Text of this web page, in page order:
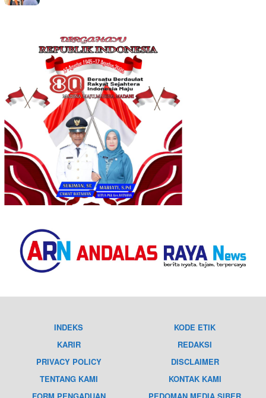
INDEKS
KODE ETIK
KARIR
REDAKSI
PRIVACY POLICY
DISCLAIMER
TENTANG KAMI
KONTAK KAMI